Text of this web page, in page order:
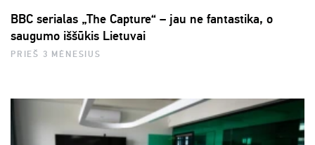
BBC serialas „The Capture“ – jau ne fantastika, o
saugumo iššūkis Lietuvai
PRIEŠ 3 MĖNESIUS